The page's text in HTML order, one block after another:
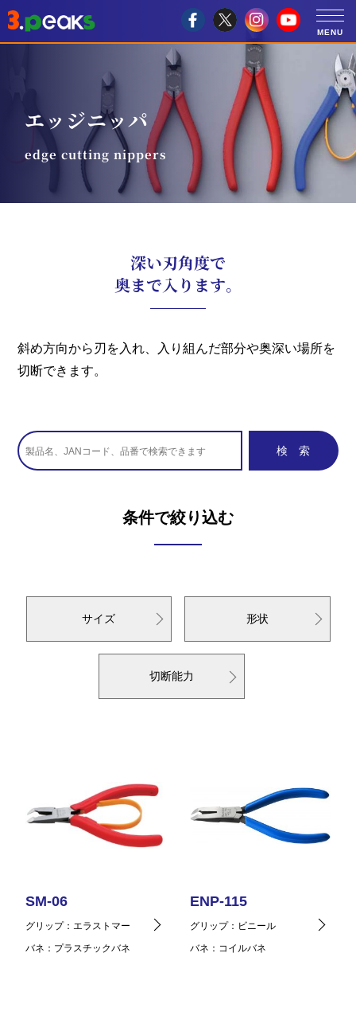
エッジニッパ
edge cutting nippers
深い刃角度で
奥まで入ります。
斜め方向から刃を入れ、入り組んだ部分や奥深い場所を
切断できます。
条件で絞り込む
サイズ 形状
切断能力
SM-06
グリップ
エラストマー
バネ
プラスチックバネ
ENP-115
グリップ
ビニール
バネ
コイルバネ